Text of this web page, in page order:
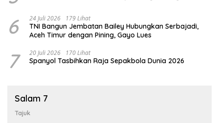
6 24 Juli 2026 179 Lihat
TNI Bangun Jembatan Bailey Hubungkan Serbajadi,
Aceh Timur dengan Pining, Gayo Lues
7 20 Juli 2026 170 Lihat
Spanyol Tasbihkan Raja Sepakbola Dunia 2026
Salam 7
Tajuk